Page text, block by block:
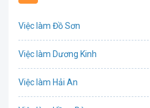
Biên phiên dịch
Việc làm Đồ Sơn
Việc làm Dương Kinh
Việc làm Hải An